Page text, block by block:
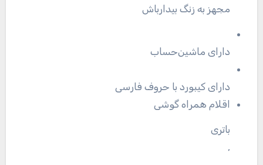
مجهز به زنگ بیدارباش
دارای ماشین‌حساب
دارای کیبورد با حروف فارسی
اقلام همراه گوشی
باتری
,